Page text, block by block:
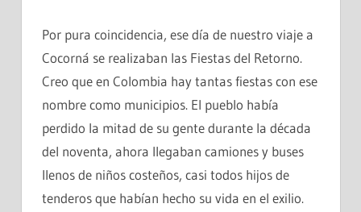
Por pura coincidencia, ese día de nuestro viaje a
Cocorná se realizaban las Fiestas del Retorno.
Creo que en Colombia hay tantas fiestas con ese
nombre como municipios. El pueblo había
perdido la mitad de su gente durante la década
del noventa, ahora llegaban camiones y buses
llenos de niños costeños, casi todos hijos de
tenderos que habían hecho su vida en el exilio.